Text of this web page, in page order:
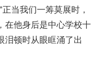
当我们一筹莫展时，
在他身后是中心学校十
泪顿时从眼眶涌了出